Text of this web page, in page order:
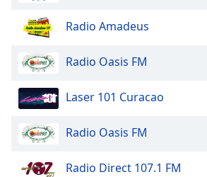
Radio Amadeus
Radio Oasis FM
Laser 101 Curacao
Radio Oasis FM
Radio Direct 107.1 FM